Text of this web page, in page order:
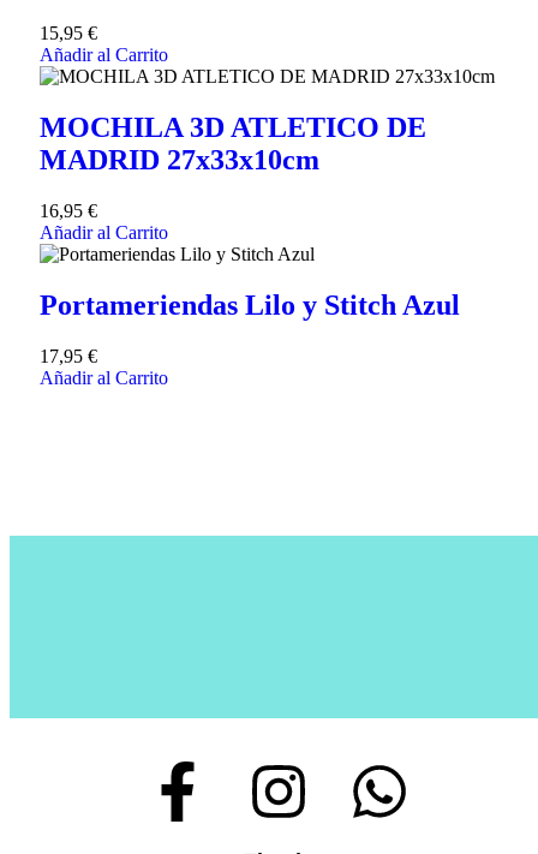
15,95 €
Añadir al Carrito
MOCHILA 3D ATLETICO DE
MADRID 27x33x10cm
16,95 €
Añadir al Carrito
Portameriendas Lilo y Stitch Azul
17,95 €
Añadir al Carrito